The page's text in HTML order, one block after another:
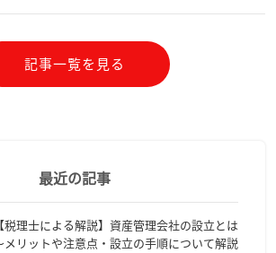
記事一覧を見る
最近の記事
【税理士による解説】資産管理会社の設立とは
メリットや注意点・設立の手順について解説